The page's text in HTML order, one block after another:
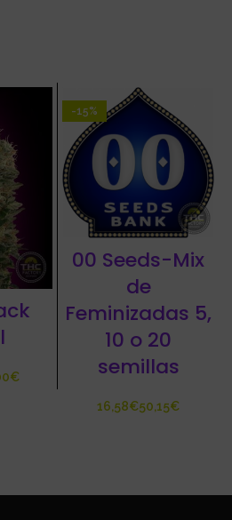
€
-15%
00 Seeds-Mix
de
Feminizadas 5,
10 o 20
semillas
€ €